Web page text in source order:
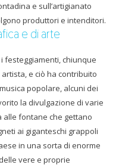
e sull’artigianato
produttori e intenditori.
e di arte
festeggiamenti, chiunque
e ciò ha contribuito
popolare, alcuni dei
la divulgazione di varie
fontane che gettano
ai giganteschi grappoli
in una sorta di enorme
vere e proprie